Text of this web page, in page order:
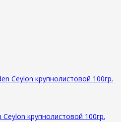
крупнолистовой 100гр.